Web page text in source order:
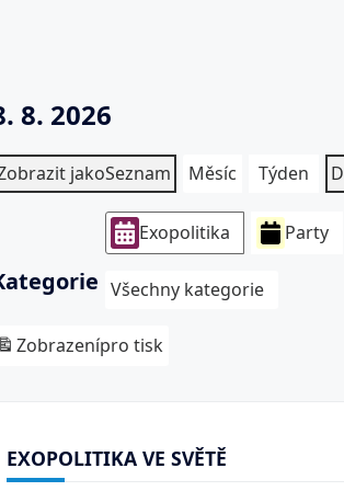
8. 2026
jakoSeznam Měsíc Týden
Exopolitika Party
Všechny kategorie
Zobrazenípro tisk
EXOPOLITIKA VE SVĚTĚ